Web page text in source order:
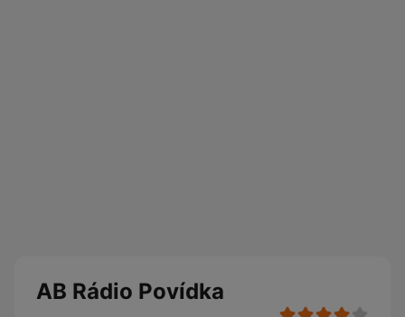
AB Rádio Povídka